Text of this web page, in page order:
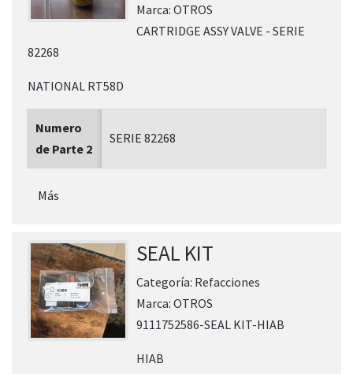
Marca: OTROS
CARTRIDGE ASSY VALVE - SERIE
82268
NATIONAL RT58D
Numero
de Parte 2
SERIE 82268
Más
SEAL KIT
Categoría: Refacciones
Marca: OTROS
9111752586-SEAL KIT-HIAB
HIAB